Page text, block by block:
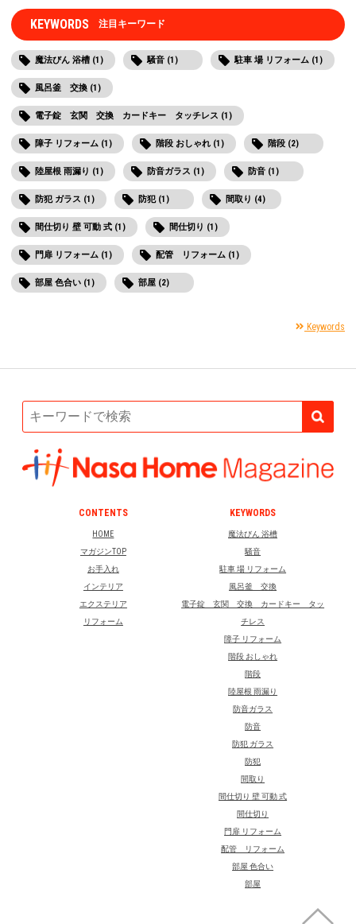
KEYWORDS 注目キーワード
魔法びん 浴槽 (1) 騒音 (1) 駐車 場 リフォーム (1)
風呂釜 交換 (1)
電子錠 玄関 交換 カードキー タッチレス (1)
障子 リフォーム (1) 階段 おしゃれ (1) 階段 (2)
陸屋根 雨漏り (1) 防音ガラス (1) 防音 (1)
防犯 ガラス (1) 防犯 (1) 間取り (4)
間仕切り 壁 可動 式 (1) 間仕切り (1)
門扉 リフォーム (1) 配管 リフォーム (1)
部屋 色合い (1) 部屋 (2)
Keywords
CONTENTS
HOME
マガジンTOP
お手入れ
インテリア
エクステリア
リフォーム
KEYWORDS
魔法びん 浴槽
騒音
駐車 場 リフォーム
風呂釜 交換
電子錠 玄関 交換 カードキー タッ
チレス
障子 リフォーム
階段 おしゃれ
階段
陸屋根 雨漏り
防音ガラス
防音
防犯 ガラス
防犯
間取り
間仕切り 壁 可動 式
間仕切り
門扉 リフォーム
配管 リフォーム
部屋 色合い
部屋